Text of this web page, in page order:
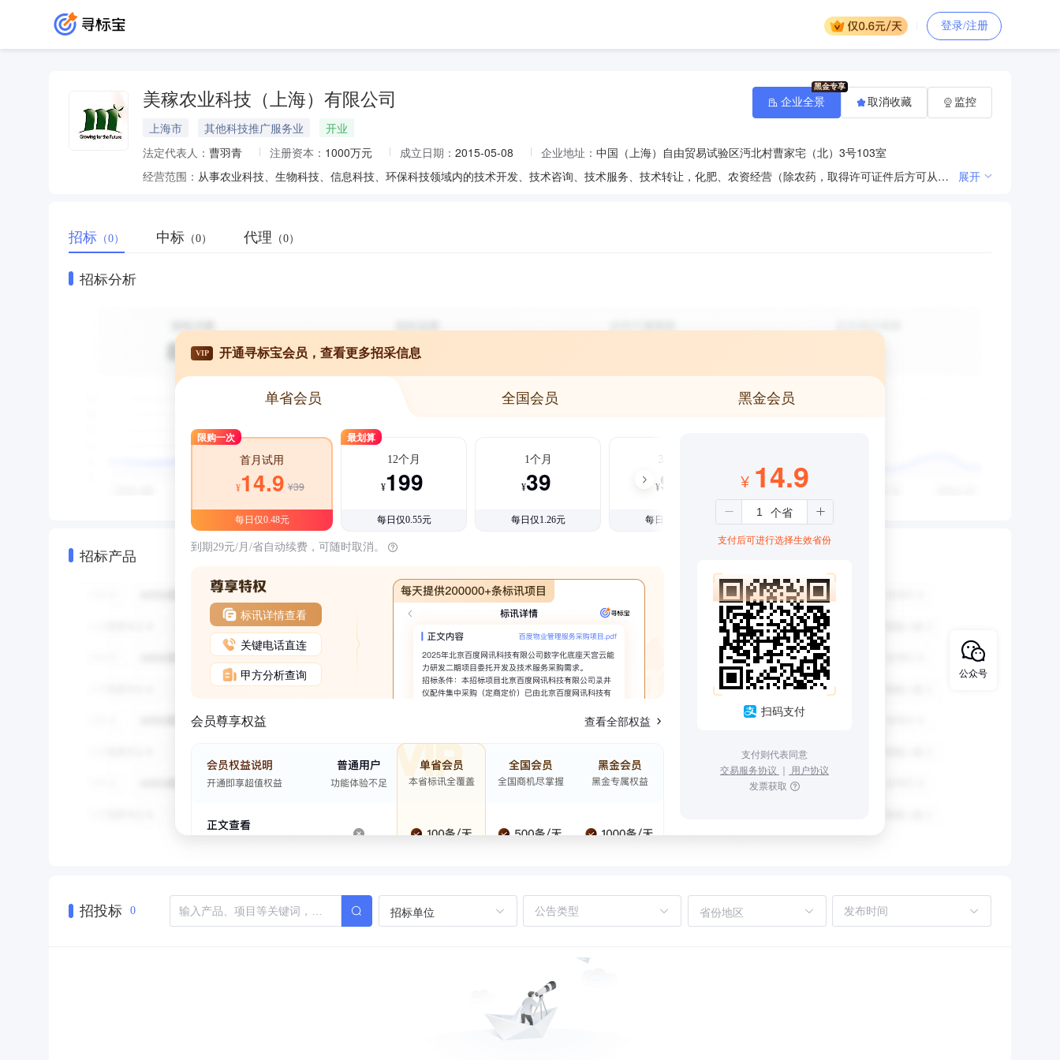
登录/注册
美稼农业科技（上海）有限公司
上海市 其他科技推广服务业
开业
法定代表人： 曹羽青 注册资本： 1000万元 成立日期： 2015-05-08 企业地址： 中国（上海）自由贸易试验区沔北村曹家宅（北）3号103室
经营范围：
从事农业科技、生物科技、信息科技、环保科技领域内的技术开发、技术咨询、技术服务、技术转让，化肥、农资经营（除农药，取得许可证件后方可从事经营），化工原料及产品（除危险化学品、监控化学品、民用爆炸物品、易制毒化学品）、机械设备及配件、仪器仪表、高性能膜材料、饲料及饲料添加剂、食用农产品的销售，实业投资，电子商务（不得从事金融业务），从事货物及技术的进出口业务，第三方物流服务，贸易经纪与代理，会务服务，展览展示服务，仓储服务（除危险品）。 【依法须经批准的项目，经相关部门批准后方可开展经营活动】 展开
企业全景 取消收藏 监控
招标 （0） 中标 （0） 代理 （0）
招标分析
招标产品
VIP 开通寻标宝会员，查看更多招采信息
单省会员 全国会员 黑金会员
限购一次
首月试用
¥14.9 ¥39
每日仅0.48元
最划算
12个月
¥199
每日仅0.55元
1个月
¥39
每日仅1.26元
3个月
¥99
每日仅1.08元
到期29元/月/省自动续费，可随时取消。
标讯详情查看
关键电话直连
甲方分析查询
会员尊享权益 查看全部权益
¥ 14.9
支付后可进行选择生效省份
扫码支付
支付则代表同意
交易服务协议 ｜ 用户协议
发票获取
招投标 0 招标单位 省份地区
公众号